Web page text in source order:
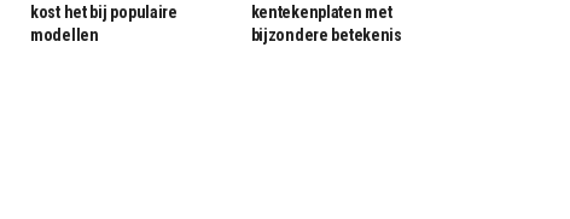
kost het bij populaire
modellen
kentekenplaten met
bijzondere betekenis